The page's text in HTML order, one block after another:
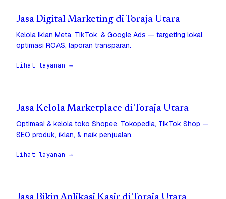
Jasa Digital Marketing di Toraja Utara
Kelola iklan Meta, TikTok, & Google Ads — targeting lokal,
optimasi ROAS, laporan transparan.
Lihat layanan →
Jasa Kelola Marketplace di Toraja Utara
Optimasi & kelola toko Shopee, Tokopedia, TikTok Shop —
SEO produk, iklan, & naik penjualan.
Lihat layanan →